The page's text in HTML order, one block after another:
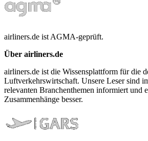
airliners.de ist AGMA-geprüft.
Über airliners.de
airliners.de ist die Wissensplattform für die
Luftverkehrswirtschaft. Unsere Leser sind
relevanten Branchenthemen informiert und
Zusammenhänge besser.